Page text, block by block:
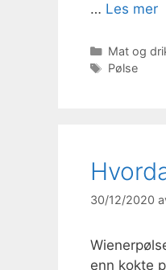
… Les mer
Kategorier
Mat og
Stikkord
Pølse
30/12/2020
enn kokte